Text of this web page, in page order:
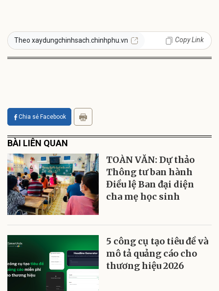
Theo xaydungchinhsach.chinhphu.vn Copy Link
Chia sẻ Facebook
BÀI LIÊN QUAN
TOÀN VĂN: Dự thảo
Thông tư ban hành
Điều lệ Ban đại diện
cha mẹ học sinh
5 công cụ tạo tiêu đề và
mô tả quảng cáo cho
thương hiệu 2026